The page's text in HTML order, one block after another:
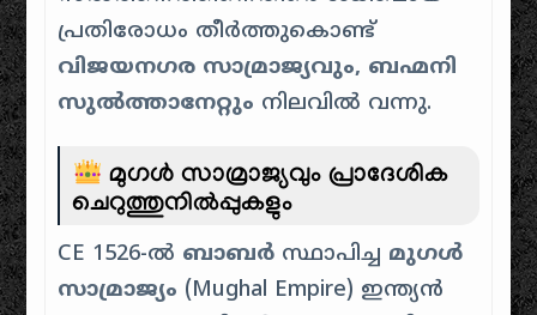
പ്രതിരോധം തീർത്തുകൊണ്ട്
വിജയനഗര സാമ്രാജ്യവും, ബഹ്മനി
സുൽത്താനേറ്റും നിലവിൽ വന്നു.
മുഗൾ സാമ്രാജ്യവും പ്രാദേശിക
ചെറുത്തുനിൽപ്പുകളും
CE 1526-ൽ ബാബർ സ്ഥാപിച്ച മുഗൾ
സാമ്രാജ്യം (Mughal Empire) ഇന്ത്യൻ